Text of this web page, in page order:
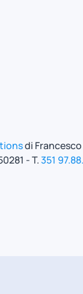
di
- T.351